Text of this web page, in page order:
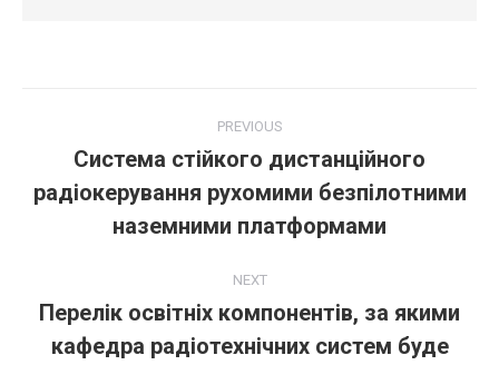
navigation
PREVIOUS
Previous
post:
Система стійкого дистанційного
радіокерування рухомими безпілотними
наземними платформами
NEXT
Перелік освітніх компонентів, за якими
кафедра радіотехнічних систем буде